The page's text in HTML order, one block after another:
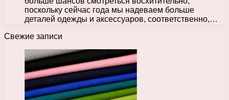
поскольку сейчас года мы надеваем больше
деталей одежды и аксессуаров, соответственно,…
Свежие записи